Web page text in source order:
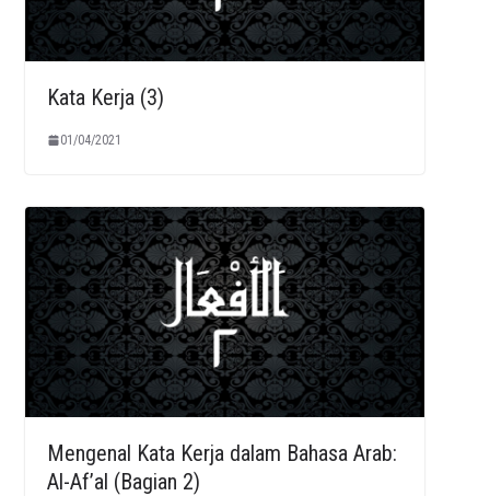
Kata Kerja (3)
01/04/2021
Mengenal Kata Kerja dalam Bahasa Arab:
Al-Af’al (Bagian 2)